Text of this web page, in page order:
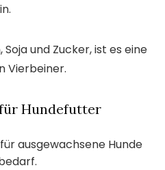
und Zucker, ist es eine
Vierbeiner.
Hundefutter
ausgewachsene Hunde